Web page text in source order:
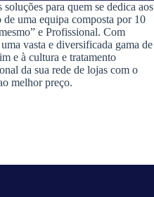
para quem se dedica aos
uma equipa composta por 10
e Profissional. Com
vasta e diversificada gama de
e à cultura e tratamento
da sua rede de lojas com o
melhor preço.